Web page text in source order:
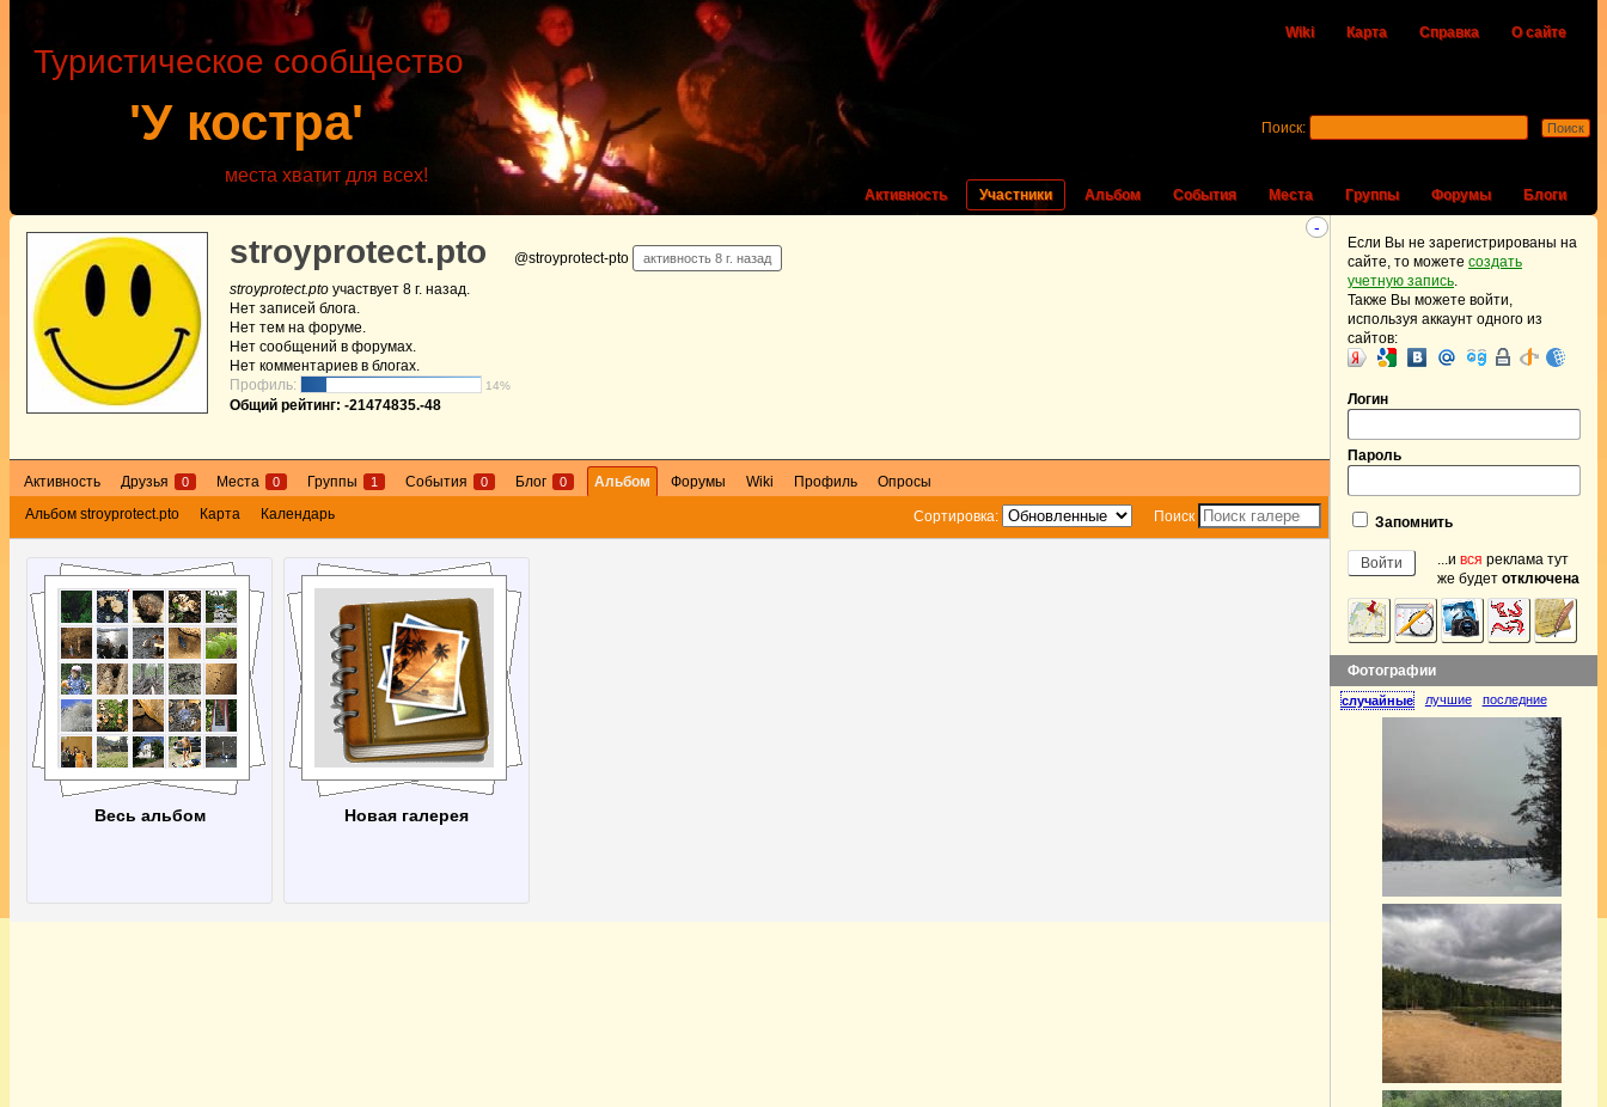
Wiki Карта Справка О сайте
'У костра'
Туристическое сообщество
места хватит для всех!
Активность Участники Альбом События Места Группы Форумы Блоги
Поиск:
-
stroyprotect.pto @stroyprotect-pto активность 8 г. назад
stroyprotect.pto участвует 8 г. назад.
Нет записей блога.
Нет тем на форуме.
Нет сообщений в форумах.
Нет комментариев в блогах.
Профиль:
14%
Общий рейтинг: -21474835.-48
Активность Друзья 0 Места 0 Группы 1 События 0 Блог 0 Альбом Форумы Wiki Профиль
Опросы
Альбом stroyprotect.pto
Карта Календарь Поиск
Сортировка:
Весь альбом Новая галерея
Если Вы не зарегистрированы на
сайте, то можете создать
учетную запись.
Также Вы можете войти,
используя аккаунт одного из
сайтов:
Логин
Пароль
Запомнить
...и вся реклама тут
же будет отключена
Фотографии
случайные лучшие последние